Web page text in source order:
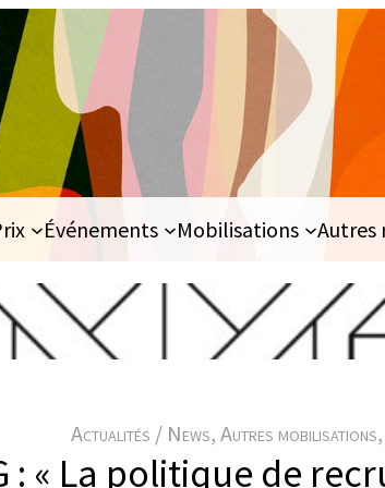
Événements Mobilisations Autres
Actualités / News, Autres mobilisations,
: « La politique de